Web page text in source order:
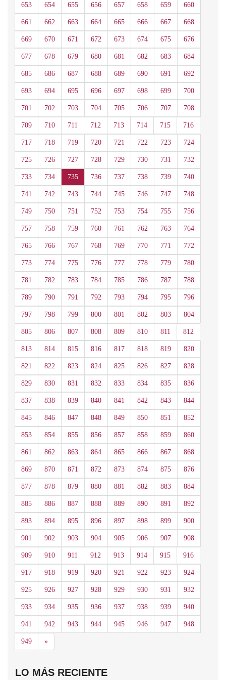
653 654 655 656 657 658 659 660
661 662 663 664 665 666 667 668
669 670 671 672 673 674 675 676
677 678 679 680 681 682 683 684
685 686 687 688 689 690 691 692
693 694 695 696 697 698 699 700
701 702 703 704 705 706 707 708
709 710 711 712 713 714 715 716
717 718 719 720 721 722 723 724
725 726 727 728 729 730 731 732
733 734 735 736 737 738 739 740
741 742 743 744 745 746 747 748
749 750 751 752 753 754 755 756
757 758 759 760 761 762 763 764
765 766 767 768 769 770 771 772
773 774 775 776 777 778 779 780
781 782 783 784 785 786 787 788
789 790 791 792 793 794 795 796
797 798 799 800 801 802 803 804
805 806 807 808 809 810 811 812
813 814 815 816 817 818 819 820
821 822 823 824 825 826 827 828
829 830 831 832 833 834 835 836
837 838 839 840 841 842 843 844
845 846 847 848 849 850 851 852
853 854 855 856 857 858 859 860
861 862 863 864 865 866 867 868
869 870 871 872 873 874 875 876
877 878 879 880 881 882 883 884
885 886 887 888 889 890 891 892
893 894 895 896 897 898 899 900
901 902 903 904 905 906 907 908
909 910 911 912 913 914 915 916
917 918 919 920 921 922 923 924
925 926 927 928 929 930 931 932
933 934 935 936 937 938 939 940
941 942 943 944 945 946 947 948
949 »Siguiente
LO MÁS RECIENTE